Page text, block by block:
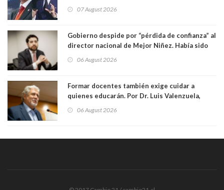
07 August 2026
Gobierno despide por “pérdida de confianza” al
director nacional de Mejor Niñez. Había sido
06 August 2026
Formar docentes también exige cuidar a
quienes educarán. Por Dr. Luis Valenzuela,
Académicos U. Católica Silva Henríquez
06 August 2026